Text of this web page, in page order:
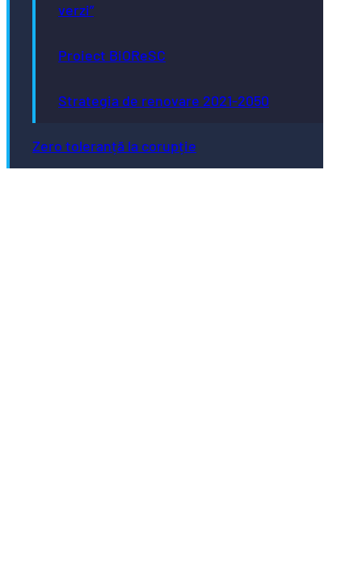
verzi”
Proiect BiOReSC
Strategia de renovare 2021-2050
Zero toleranță la corupție